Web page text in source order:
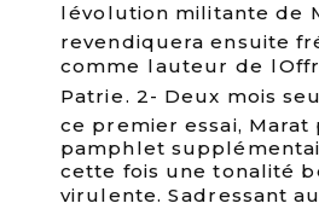
lévolution militante de
revendiquera ensuite
comme lauteur de
Patrie. 2- Deux mois
ce premier essai, Marat
pamphlet
cette fois une tonalité
virulente. Sadressant